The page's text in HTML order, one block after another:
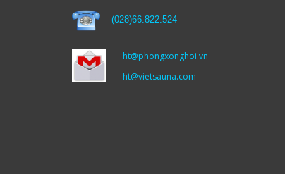
(028)66.822.524
ht@phongxonghoi.vn
ht@vietsauna.com